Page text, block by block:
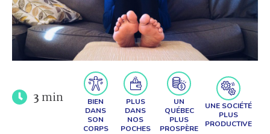
3 min
BIEN
DANS
SON
CORPS
PLUS
DANS
NOS
POCHES
UN
QUÉBEC
PLUS
PROSPÈRE
UNE SOCIÉTÉ
PLUS
PRODUCTIVE